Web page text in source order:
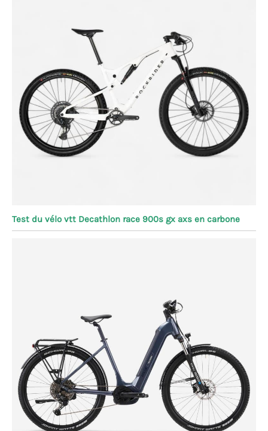
Test du vélo vtt Decathlon race 900s gx axs en carbone